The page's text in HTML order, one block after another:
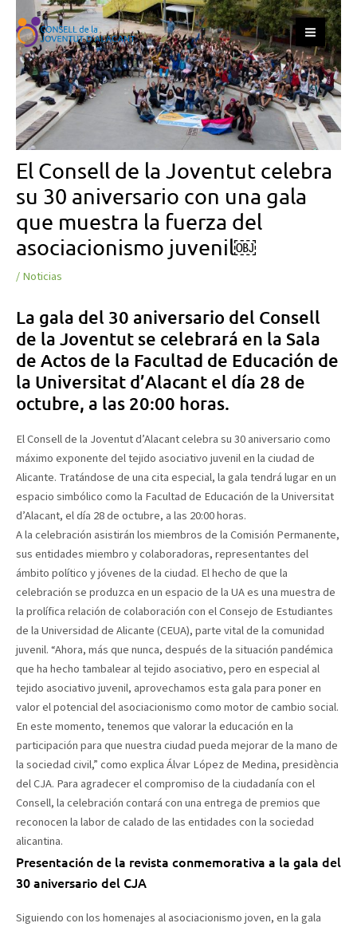
contenido
MAIN
El Consell de la Joventut celebra
su 30 aniversario con una gala
que muestra la fuerza del
asociacionismo juvenil￼
/Noticias
La gala del 30 aniversario del Consell
de la Joventut se celebrará en la Sala
de Actos de la Facultad de Educación de
la Universitat d’Alacant el día 28 de
octubre, a las 20:00 horas.
El Consell de la Joventut d’Alacant celebra su 30 aniversario como
máximo exponente del tejido asociativo juvenil en la ciudad de
Alicante. Tratándose de una cita especial, la gala tendrá lugar en un
espacio simbólico como la Facultad de Educación de la Universitat
d’Alacant, el día 28 de octubre, a las 20:00 horas.
A la celebración asistirán los miembros de la Comisión Permanente,
sus entidades miembro y colaboradoras, representantes del
ámbito político y jóvenes de la ciudad. El hecho de que la
celebración se produzca en un espacio de la UA es una muestra de
la prolífica relación de colaboración con el Consejo de Estudiantes
de la Universidad de Alicante (CEUA), parte vital de la comunidad
juvenil. “Ahora, más que nunca, después de la situación pandémica
que ha hecho tambalear al tejido asociativo, pero en especial al
tejido asociativo juvenil, aprovechamos esta gala para poner en
valor el potencial del asociacionismo como motor de cambio social.
En este momento, tenemos que valorar la educación en la
participación para que nuestra ciudad pueda mejorar de la mano de
la sociedad civil,” como explica Álvar López de Medina, presidència
del CJA. Para agradecer el compromiso de la ciudadanía con el
Consell, la celebración contará con una entrega de premios que
reconocen la labor de calado de las entidades con la sociedad
alicantina.
Presentación de la revista conmemorativa a la gala del
30 aniversario del CJA
Siguiendo con los homenajes al asociacionismo joven, en la gala
Navegación
de
entradas
e
a
r
c
h